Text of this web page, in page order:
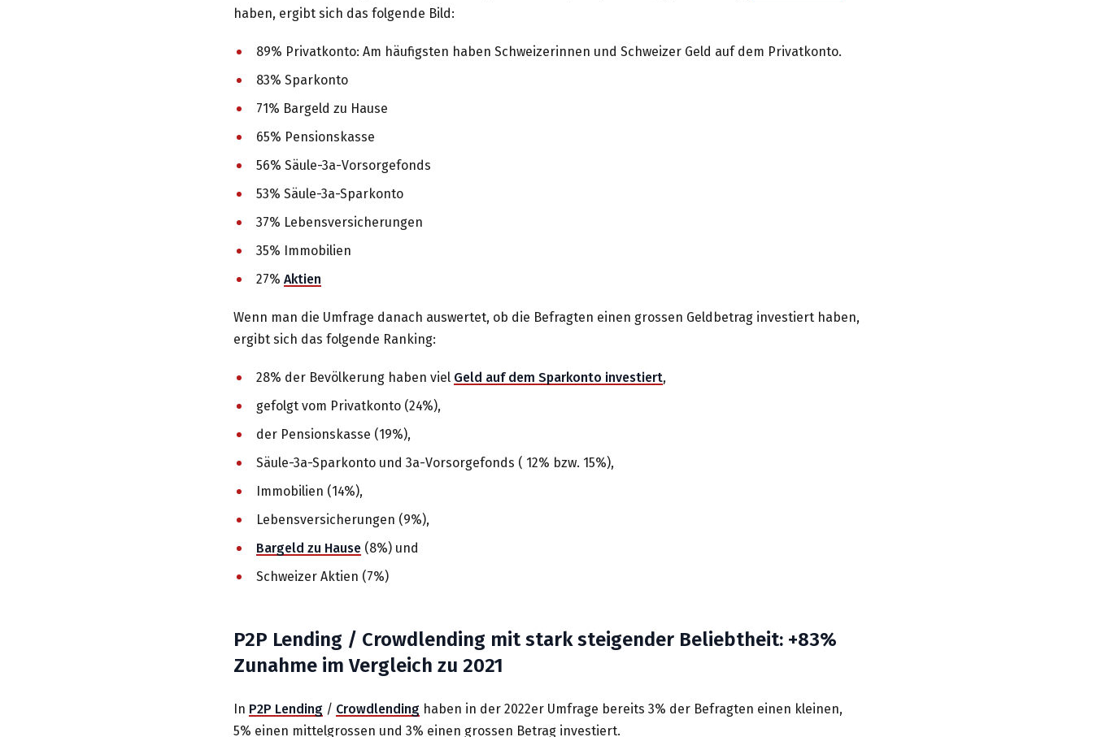
haben, ergibt sich das folgende Bild:
89% Privatkonto: Am häufigsten haben Schweizerinnen und Schweizer Geld auf dem Privatkonto.
83% Sparkonto
71% Bargeld zu Hause
65% Pensionskasse
56% Säule-3a-Vorsorgefonds
53% Säule-3a-Sparkonto
37% Lebensversicherungen
35% Immobilien
27% Aktien
Wenn man die Umfrage danach auswertet, ob die Befragten einen grossen Geldbetrag investiert haben,
ergibt sich das folgende Ranking:
28% der Bevölkerung haben viel Geld auf dem Sparkonto investiert,
gefolgt vom Privatkonto (24%),
der Pensionskasse (19%),
Säule-3a-Sparkonto und 3a-Vorsorgefonds ( 12% bzw. 15%),
Immobilien (14%),
Lebensversicherungen (9%),
Bargeld zu Hause (8%) und
Schweizer Aktien (7%)
P2P Lending / Crowdlending mit stark steigender Beliebtheit: +83%
Zunahme im Vergleich zu 2021
In P2P Lending / Crowdlending haben in der 2022er Umfrage bereits 3% der Befragten einen kleinen,
5% einen mittelgrossen und 3% einen grossen Betrag investiert.